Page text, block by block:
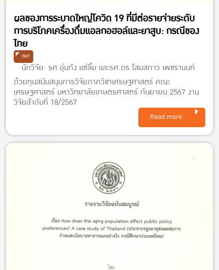
ผลของการระบาดใหญ่โควิด 19 ที่มีต่อรายจ่ายระดับ
การบริโภคเครื่องดื่มแอลกอฮอล์และยาสูบ: กรณีของ
ไทย
2567
นักวิจัย: รศ.อุ่นกัง แซ่ลิ้ม และรศ.ดร.โสมสกาว เพชรานนท์
ด้วยทุนสนับสนุนการวิจัยภาควิชาเศรษฐศาสตร์ คณะ
เศรษฐศาสตร์ มหาวิทยาลัยเกษตรศาสตร์ กันยายน 2567 งาน
วิจัยลำดับที่ 18/2567
Read more